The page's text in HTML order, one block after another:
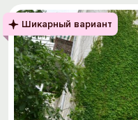
Шикарный вариант